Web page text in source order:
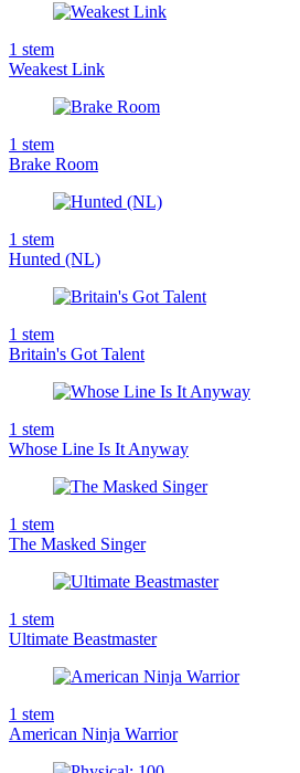
1 stem
Weakest Link
1 stem
Brake Room
1 stem
Hunted (NL)
1 stem
Britain's Got Talent
1 stem
Whose Line Is It Anyway
1 stem
The Masked Singer
1 stem
Ultimate Beastmaster
1 stem
American Ninja Warrior